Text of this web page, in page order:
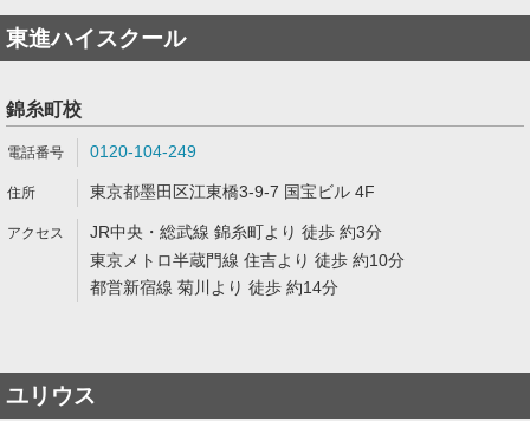
東進ハイスクール
錦糸町校
0120-104-249
東京都墨田区江東橋3-9-7 国宝ビル 4F
JR中央・総武線 錦糸町より 徒歩 約3分
東京メトロ半蔵門線 住吉より 徒歩 約10分
都営新宿線 菊川より 徒歩 約14分
ユリウス